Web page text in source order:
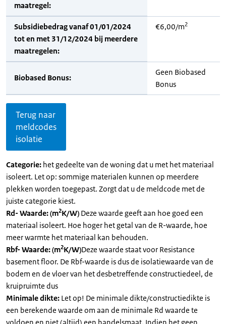
maatregel:
Subsidiebedrag vanaf 01/01/2024
tot en met 31/12/2024 bij meerdere
maatregelen:
€6,00/m2
Biobased Bonus:
Geen Biobased
Bonus
Terug naar
meldcodes
isolatie
Categorie: het gedeelte van de woning dat u met het materiaal
isoleert. Let op: sommige materialen kunnen op meerdere
plekken worden toegepast. Zorgt dat u de meldcode met de
juiste categorie kiest.
Rd- Waarde: (m2K/W) Deze waarde geeft aan hoe goed een
materiaal isoleert. Hoe hoger het getal van de R-waarde, hoe
meer warmte het materiaal kan behouden.
Rbf- Waarde: (m2K/W)Deze waarde staat voor Resistance
basement floor. De Rbf-waarde is dus de isolatiewaarde van de
bodem en de vloer van het desbetreffende constructiedeel, de
kruipruimte dus
Minimale dikte: Let op! De minimale dikte/constructiedikte is
een berekende waarde om aan de minimale Rd waarde te